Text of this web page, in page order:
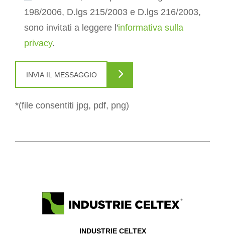
198/2006, D.lgs 215/2003 e D.lgs 216/2003,
sono invitati a leggere l'informativa sulla
privacy.
*(file consentiti jpg, pdf, png)
INDUSTRIE CELTEX